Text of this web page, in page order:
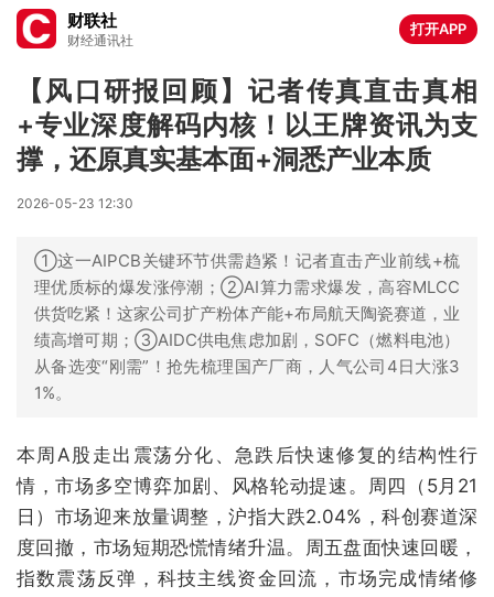
财联社
财经通讯社
打开APP
【风口研报回顾】记者传真直击真相
+专业深度解码内核！以王牌资讯为支
撑，还原真实基本面+洞悉产业本质
2026-05-23 12:30
①这一AIPCB关键环节供需趋紧！记者直击产业前线+梳
理优质标的爆发涨停潮；②AI算力需求爆发，高容MLCC
供货吃紧！这家公司扩产粉体产能+布局航天陶瓷赛道，业
绩高增可期；③AIDC供电焦虑加剧，SOFC（燃料电池）
从备选变“刚需”！抢先梳理国产厂商，人气公司4日大涨3
1%。
本周A股走出震荡分化、急跌后快速修复的结构性行
情，市场多空博弈加剧、风格轮动提速。周四（5月21
日）市场迎来放量调整，沪指大跌2.04%，科创赛道深
度回撤，市场短期恐慌情绪升温。周五盘面快速回暖，
指数震荡反弹，科技主线资金回流，市场完成情绪修